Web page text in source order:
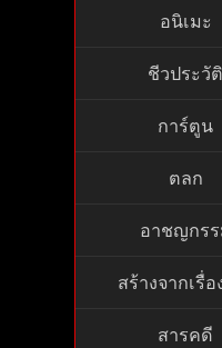
อนิเมะ
ชีวประวัติ
การ์ตูน
ตลก
อาชญกร
สร้างจากเรื่อ
สารคดี